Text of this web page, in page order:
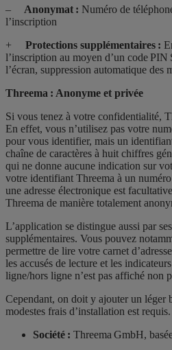
– Anonymat : Numéro de
l’inscription
+ Protections supplémentaires :
l’inscription au moyen d’un code
l’écran, suppression automatique des
Threema : Anonyme et privée
Si vous tenez à votre confidentialité,
En effet, vous n’utilisez pas votre
pour vous identifier, mais un
chaîne de caractères à huit chiffres
qui ne donne aucune indication sur
votre identifiant Threema à un
une adresse électronique est
Threema de manière totalement
L’application se distingue aussi par
supplémentaires. Vous pouvez
permettre de lire votre carnet
les accusés de lecture et les
ligne/hors ligne n’est pas affiché non
Cependant, on doit y ajouter un léger
modestes frais d’installation est requis.
Société : Threema GmbH,